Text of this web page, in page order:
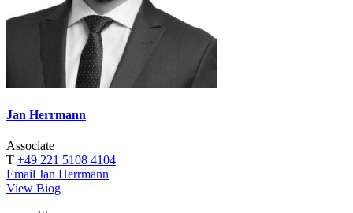
Jan Herrmann
Associate
T +49 221 5108 4104
Email Jan Herrmann
View Biog